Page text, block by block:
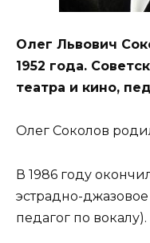
Олег Львович
1952 года.
театра и кино,
Олег Соколов
В 1986 году
эстрадно-
педагог по вокалу).